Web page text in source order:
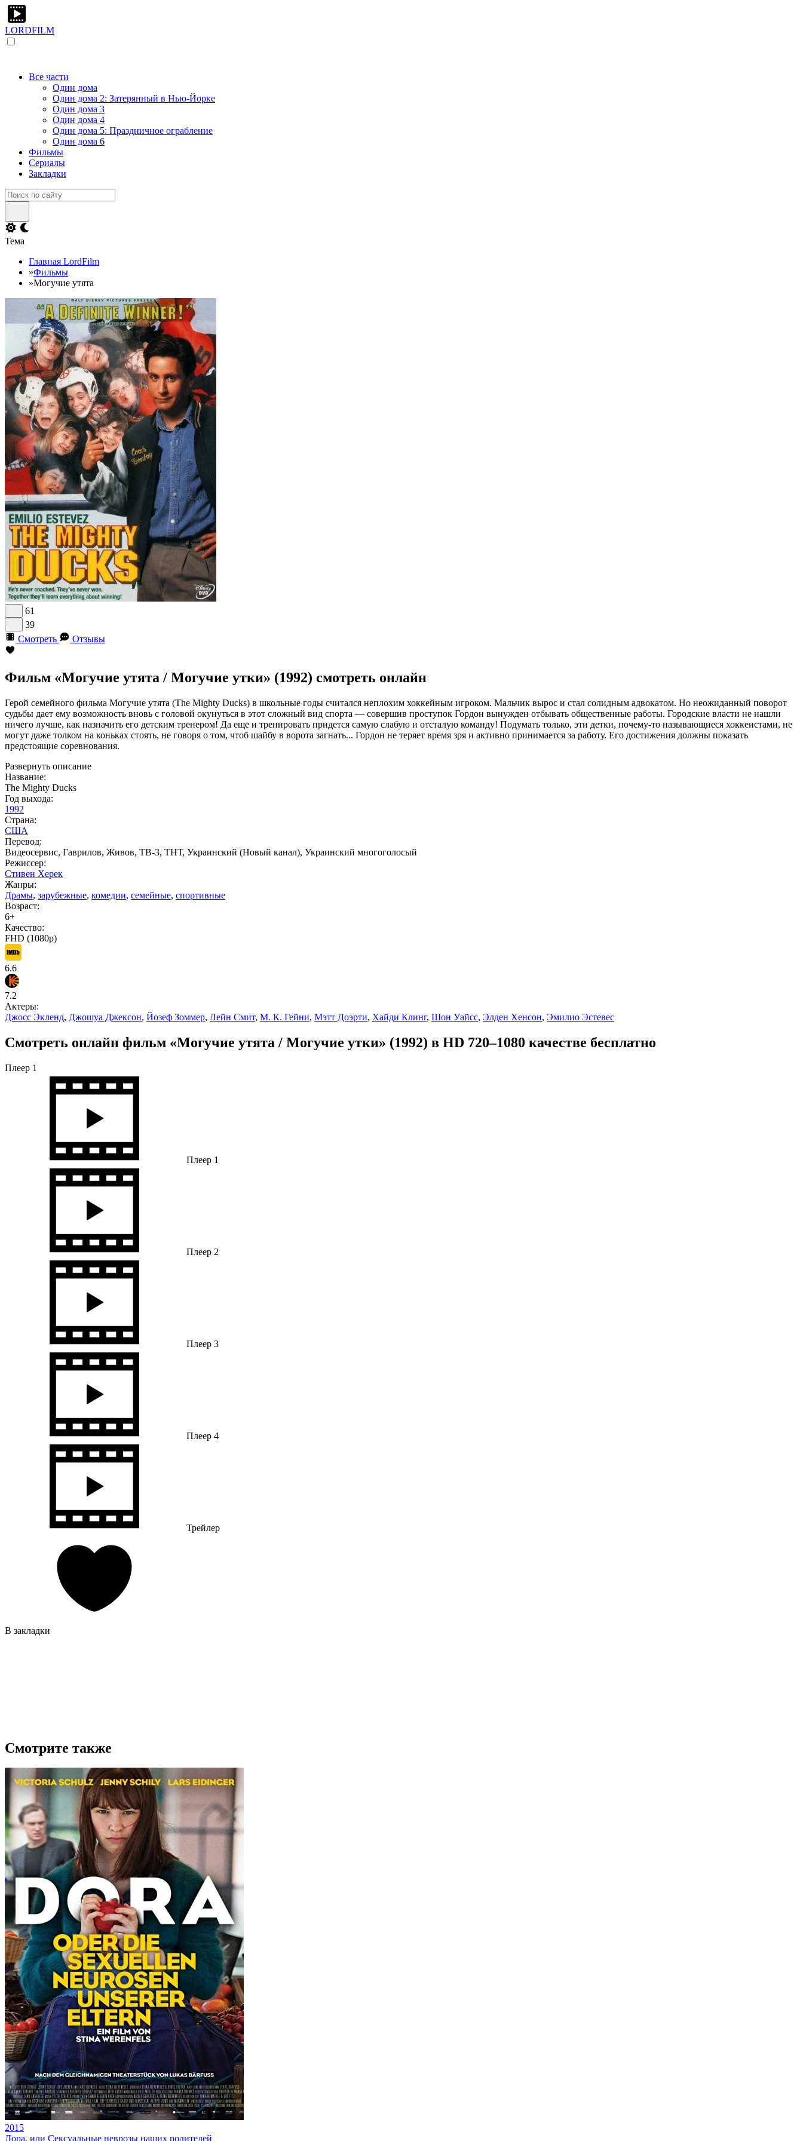
LORDFILM
Все части
Один дома
Один дома 2: Затерянный в Нью-Йорке
Один дома 3
Один дома 4
Один дома 5: Праздничное ограбление
Один дома 6
Фильмы
Сериалы
Закладки
Тема
Главная LordFilm
»Фильмы
»Могучие утята
61
39
Смотреть
Отзывы
Фильм «Могучие утята / Могучие утки» (1992) смотреть онлайн
Герой семейного фильма Могучие утята (The Mighty Ducks) в школьные годы считался неплохим хоккейным игроком. Мальчик вырос и стал солидным адвокатом. Но неожиданный поворот
судьбы дает ему возможность вновь с головой окунуться в этот сложный вид спорта — совершив проступок Гордон вынужден отбывать общественные работы. Городские власти не нашли
ничего лучше, как назначить его детским тренером! Да еще и тренировать придется самую слабую и отсталую команду! Подумать только, эти детки, почему-то называющиеся хоккеистами, не
могут даже толком на коньках стоять, не говоря о том, чтоб шайбу в ворота загнать... Гордон не теряет время зря и активно принимается за работу. Его достижения должны показать
предстоящие соревнования.
Развернуть описание
Название:
The Mighty Ducks
Год выхода:
1992
Страна:
США
Перевод:
Видеосервис, Гаврилов, Живов, ТВ-3, ТНТ, Украинский (Новый канал), Украинский многоголосый
Режиссер:
Стивен Херек
Жанры:
Драмы, зарубежные, комедии, семейные, спортивные
Возраст:
6+
Качество:
FHD (1080p)
6.6
7.2
Актеры:
Джосс Экленд, Джошуа Джексон, Йозеф Зоммер, Лейн Смит, М. К. Гейни, Мэтт Доэрти, Хайди Клинг, Шон Уайсс, Элден Хенсон, Эмилио Эстевес
Смотреть онлайн фильм «Могучие утята / Могучие утки» (1992) в HD 720–1080 качестве бесплатно
Плеер 1
Плеер 1
Плеер 2
Плеер 3
Плеер 4
Трейлер
В закладки
Смотрите также
2015
Дора, или Сексуальные неврозы наших родителей